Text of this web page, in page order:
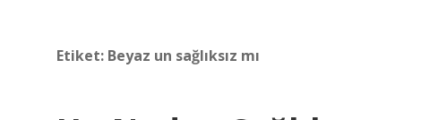
Etiket: Beyaz un sağlıksız mı